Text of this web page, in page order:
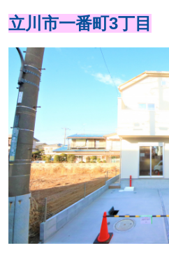
立川市一番町3丁目